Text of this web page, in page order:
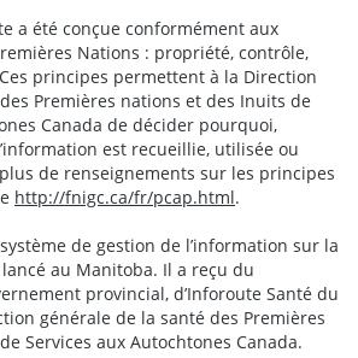
a été conçue conformément aux
Nations : propriété, contrôle,
principes permettent à la Direction
Premières nations et des Inuits de
Canada de décider pourquoi,
est recueillie, utilisée ou
de renseignements sur les principes
http://fnigc.ca/fr/pcap.html.
de gestion de l’information sur la
au Manitoba. Il a reçu du
provincial, d’Inforoute Santé du
générale de la santé des Premières
Services aux Autochtones Canada.